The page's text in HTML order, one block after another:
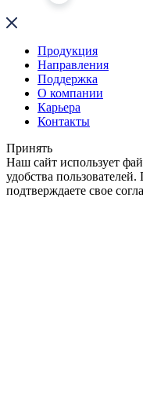
Продукция
Направления
Поддержка
О компании
Карьера
Контакты
Принять
Наш сайт использует
удобства
подтверждаете свое